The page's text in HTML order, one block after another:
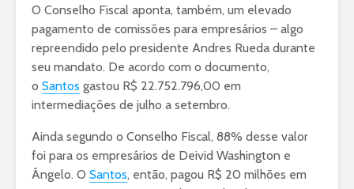
O Conselho Fiscal aponta, também, um elevado
pagamento de comissões para empresários – algo
repreendido pelo presidente Andres Rueda durante
seu mandato. De acordo com o documento,
o Santos gastou R$ 22.752.796,00 em
intermediações de julho a setembro.
Ainda segundo o Conselho Fiscal, 88% desse valor
foi para os empresários de Deivid Washington e
Ângelo. O Santos, então, pagou R$ 20 milhões em